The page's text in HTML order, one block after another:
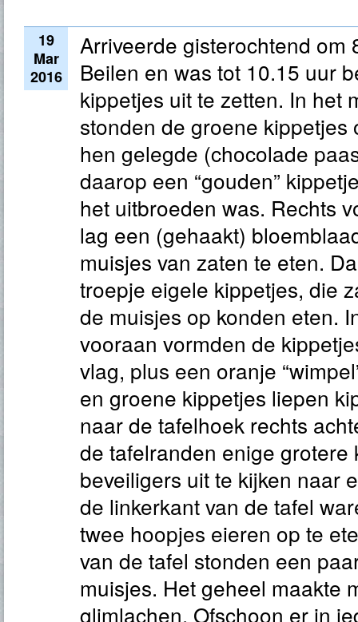
19
Mar
2016
Arriveerde gisterochtend om
Beilen en was tot 10.15 uur
kippetjes uit te zetten. In het
stonden de groene
hen gelegde (chocolade
daarop een “gouden”
het uitbroeden was. Rechts
lag een (gehaakt)
muisjes van zaten te eten.
troepje eigele kippetjes, die
de muisjes op konden eten.
vooraan vormden de
vlag, plus een oranje
en groene kippetjes liepen
naar de tafelhoek rechts
de tafelranden enige grotere
beveiligers uit te kijken naar
de linkerkant van de tafel
twee hoopjes eieren op te
van de tafel stonden een
muisjes. Het geheel maakte
glimlachen. Ofschoon er in